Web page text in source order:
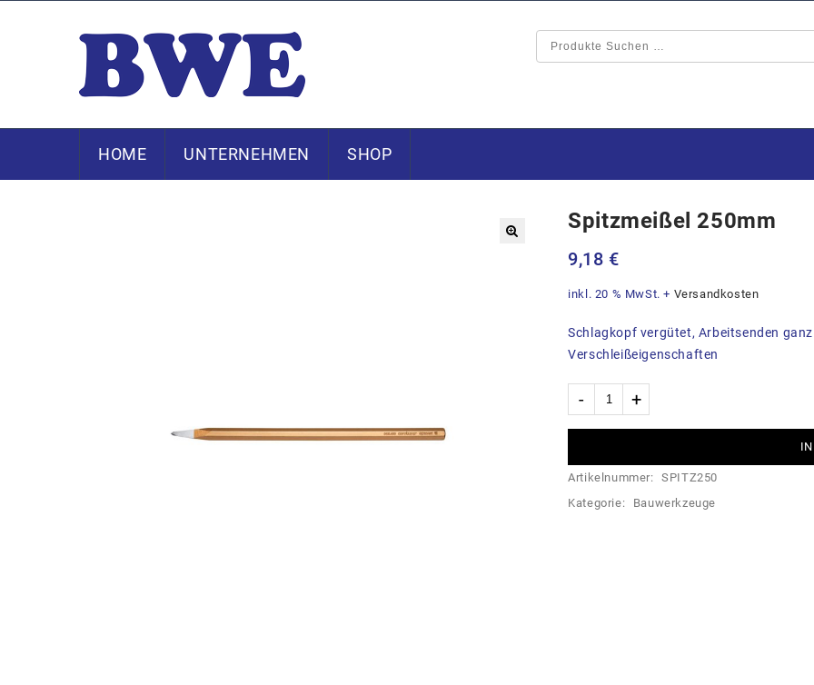
HOME UNTERNEHMEN SHOP
Spitzmeißel 250mm
9,18 €
inkl. 20 % MwSt. + Versandkosten
Schlagkopf vergütet, Arbeitsenden
Verschleißeigenschaften
IN
Artikelnummer:
SPITZ250
Kategorie:
Bauwerkzeuge